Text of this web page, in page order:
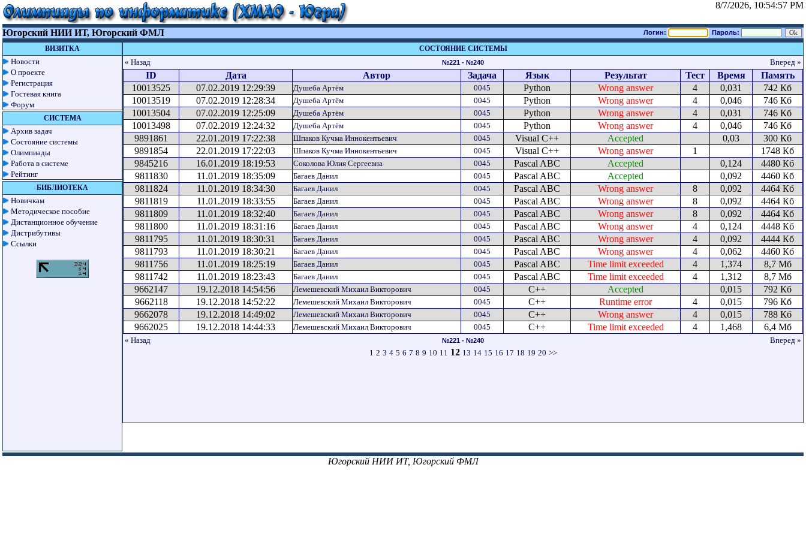
8/7/2026, 10:54:57 PM
Югорский НИИ ИТ, Югорский ФМЛ Логин: Пароль:
ВИЗИТКА
Новости
О проекте
Регистрация
Гостевая книга
Форум
СИСТЕМА
Архив задач
Состояние системы
Олимпиады
Работа в системе
Рейтинг
БИБЛИОТЕКА
Новичкам
Методическое пособие
Дистанционное обучение
Дистрибутивы
Ссылки
СОСТОЯНИЕ СИСТЕМЫ
« Назад №221 - №240 Вперед »
ID Дата Автор Задача Язык Результат Тест Время
Память
10013525
07.02.2019 12:29:39 Душеба Артём 0045 Python Wrong answer 4 0,031
742 Кб
10013519
07.02.2019 12:28:34 Душеба Артём 0045 Python Wrong answer 4 0,046
746 Кб
10013504
07.02.2019 12:25:09 Душеба Артём 0045 Python Wrong answer 4 0,031
746 Кб
10013498
07.02.2019 12:24:32 Душеба Артём 0045 Python Wrong answer 4 0,046
746 Кб
9891861
22.01.2019 17:22:38 Шпаков Кучма Иннокентьевич 0045 Visual C++ Accepted 0,03
300 Кб
9891854
22.01.2019 17:22:03 Шпаков Кучма Иннокентьевич 0045 Visual C++ Wrong answer 1
1748 Кб
9845216
16.01.2019 18:19:53 Соколова Юлия Сергеевна 0045 Pascal ABC Accepted 0,124
4480 Кб
9811830
11.01.2019 18:35:09 Багаев Данил 0045 Pascal ABC Accepted 0,092
4460 Кб
9811824
11.01.2019 18:34:30 Багаев Данил 0045 Pascal ABC Wrong answer 8 0,092
4464 Кб
9811819
11.01.2019 18:33:55 Багаев Данил 0045 Pascal ABC Wrong answer 8 0,092
4464 Кб
9811809
11.01.2019 18:32:40 Багаев Данил 0045 Pascal ABC Wrong answer 8 0,092
4464 Кб
9811800
11.01.2019 18:31:16 Багаев Данил 0045 Pascal ABC Wrong answer 4 0,124
4448 Кб
9811795
11.01.2019 18:30:31 Багаев Данил 0045 Pascal ABC Wrong answer 4 0,092
4444 Кб
9811793
11.01.2019 18:30:21 Багаев Данил 0045 Pascal ABC Wrong answer 4 0,062
4460 Кб
9811756
11.01.2019 18:25:19 Багаев Данил 0045 Pascal ABC Time limit exceeded 4 1,374
8,7 Мб
9811742
11.01.2019 18:23:43 Багаев Данил 0045 Pascal ABC Time limit exceeded 4 1,312
8,7 Мб
9662147
19.12.2018 14:54:56 Лемешевский Михаил Викторович 0045 C++ Accepted 0,015
792 Кб
9662118
19.12.2018 14:52:22 Лемешевский Михаил Викторович 0045 C++ Runtime error 4 0,015
796 Кб
9662078
19.12.2018 14:49:02 Лемешевский Михаил Викторович 0045 C++ Wrong answer 4 0,015
788 Кб
9662025
19.12.2018 14:44:33 Лемешевский Михаил Викторович 0045 C++ Time limit exceeded 4 1,468 6,4 Мб
« Назад №221 - №240
Вперед »
1 2 3 4 5 6 7 8 9 10 11 12 13 14 15 16 17 18 19 20 >>
Югорский НИИ ИТ, Югорский ФМЛ